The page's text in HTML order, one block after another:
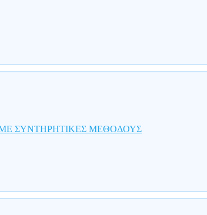
ΣΥΝΤΗΡΗΤΙΚΕΣ ΜΕΘΟΔΟΥΣ